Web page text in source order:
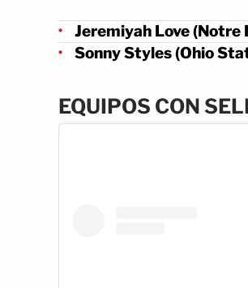
Jeremiyah Love(Notre
Sonny Styles(Ohio
EQUIPOS CON